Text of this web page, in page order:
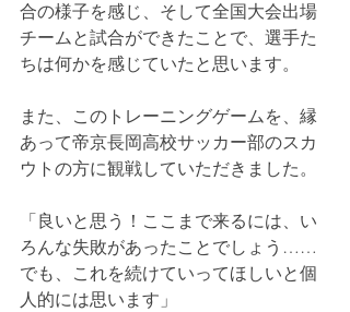
合の様子を感じ、そして全国大会出場
チームと試合ができたことで、選手た
ちは何かを感じていたと思います。
また、このトレーニングゲームを、縁
あって帝京長岡高校サッカー部のスカ
ウトの方に観戦していただきました。
「良いと思う！ここまで来るには、い
ろんな失敗があったことでしょう……
でも、これを続けていってほしいと個
人的には思います」